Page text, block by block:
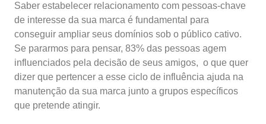
Saber estabelecer relacionamento com pessoas-chave
de interesse da sua marca é fundamental para
conseguir ampliar seus domínios sob o público cativo.
Se pararmos para pensar, 83% das pessoas agem
influenciados pela decisão de seus amigos, o que quer
dizer que pertencer a esse ciclo de influência ajuda na
manutenção da sua marca junto a grupos específicos
que pretende atingir.